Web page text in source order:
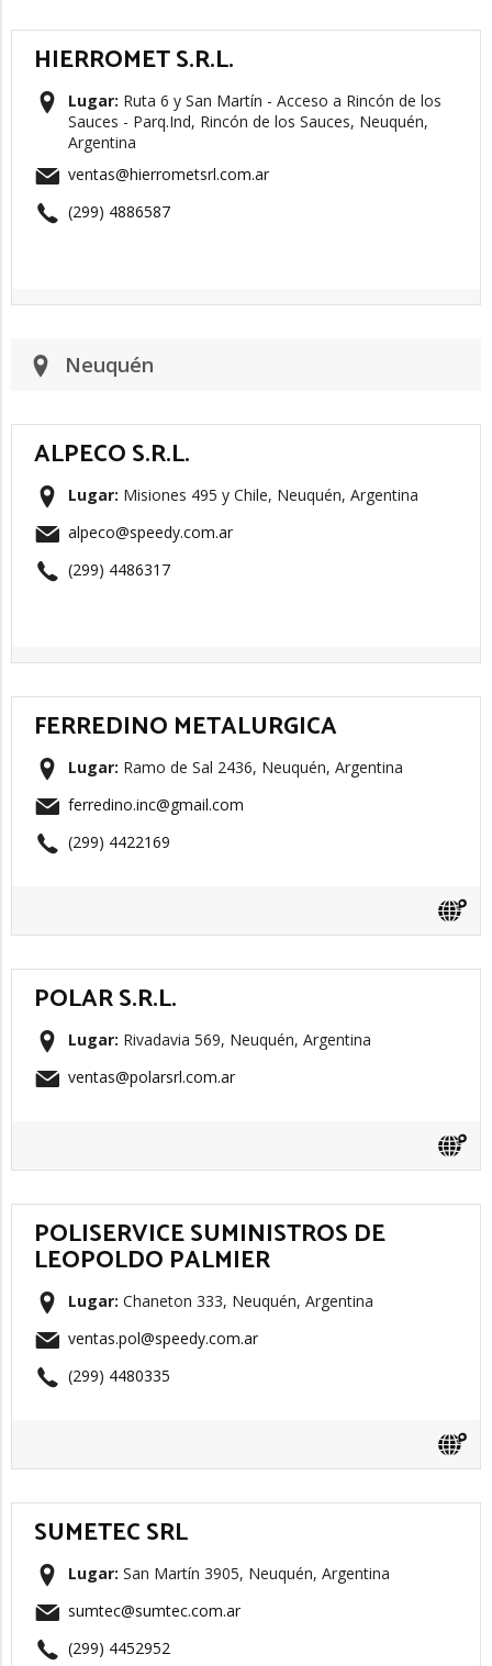
HIERROMET S.R.L.
Lugar: Ruta 6 y San Martín - Acceso a Rincón de los
Sauces - Parq.Ind, Rincón de los Sauces, Neuquén,
Argentina
ventas@hierrometsrl.com.ar
(299) 4886587
Neuquén
ALPECO S.R.L.
Lugar: Misiones 495 y Chile, Neuquén, Argentina
alpeco@speedy.com.ar
(299) 4486317
FERREDINO METALURGICA
Lugar: Ramo de Sal 2436, Neuquén, Argentina
ferredino.inc@gmail.com
(299) 4422169
POLAR S.R.L.
Lugar: Rivadavia 569, Neuquén, Argentina
ventas@polarsrl.com.ar
POLISERVICE SUMINISTROS DE
LEOPOLDO PALMIER
Lugar: Chaneton 333, Neuquén, Argentina
ventas.pol@speedy.com.ar
(299) 4480335
SUMETEC SRL
Lugar: San Martín 3905, Neuquén, Argentina
sumtec@sumtec.com.ar
(299) 4452952